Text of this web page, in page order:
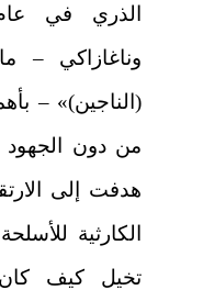
وناغازاكي –
(الناجين)» –
من دون الجهود
هدفت إلى
الكارثية
تخيل كيف